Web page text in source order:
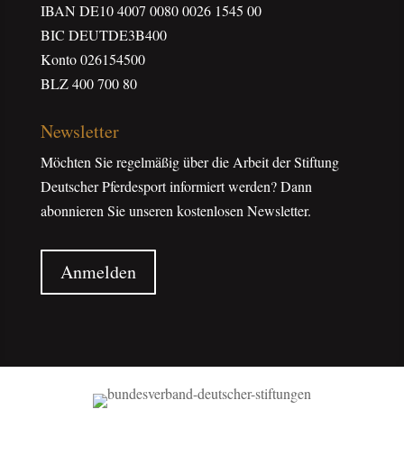
IBAN DE10 4007 0080 0026 1545 00
BIC DEUTDE3B400
Konto 026154500
BLZ 400 700 80
Newsletter
Möchten Sie regelmäßig über die Arbeit der Stiftung
Deutscher Pferdesport informiert werden? Dann
abonnieren Sie unseren kostenlosen Newsletter.
Anmelden